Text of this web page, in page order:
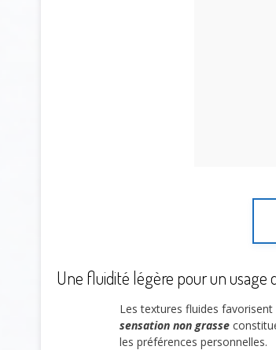
Une fluidité légère pour un usage
Les textures fluides
sensation non grasse
les préférences personnelles.